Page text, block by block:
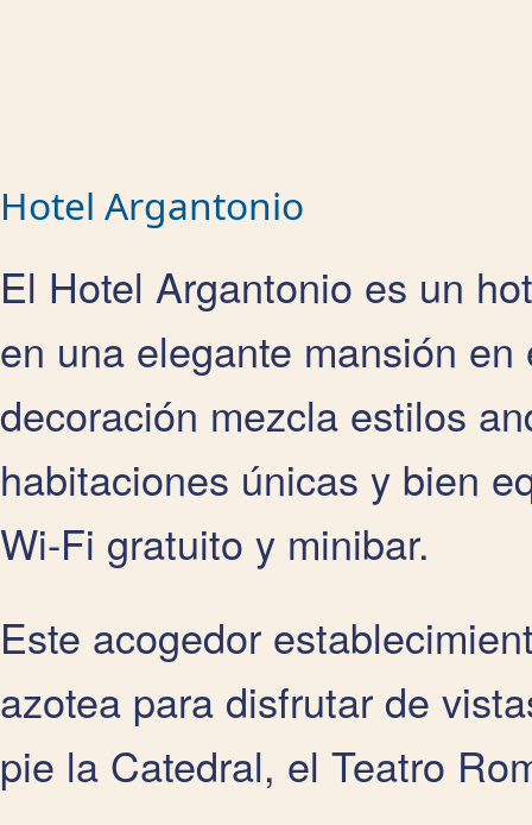
Hotel Argantonio
El Hotel Argantonio es un
en una elegante mansión
decoración mezcla estilos
habitaciones únicas y bien
Wi-Fi gratuito y minibar.
Este acogedor
azotea para disfrutar de
pie la Catedral, el Teatro